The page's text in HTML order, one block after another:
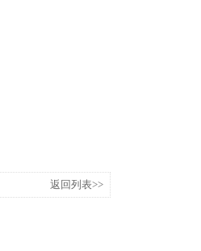
返回列表>>